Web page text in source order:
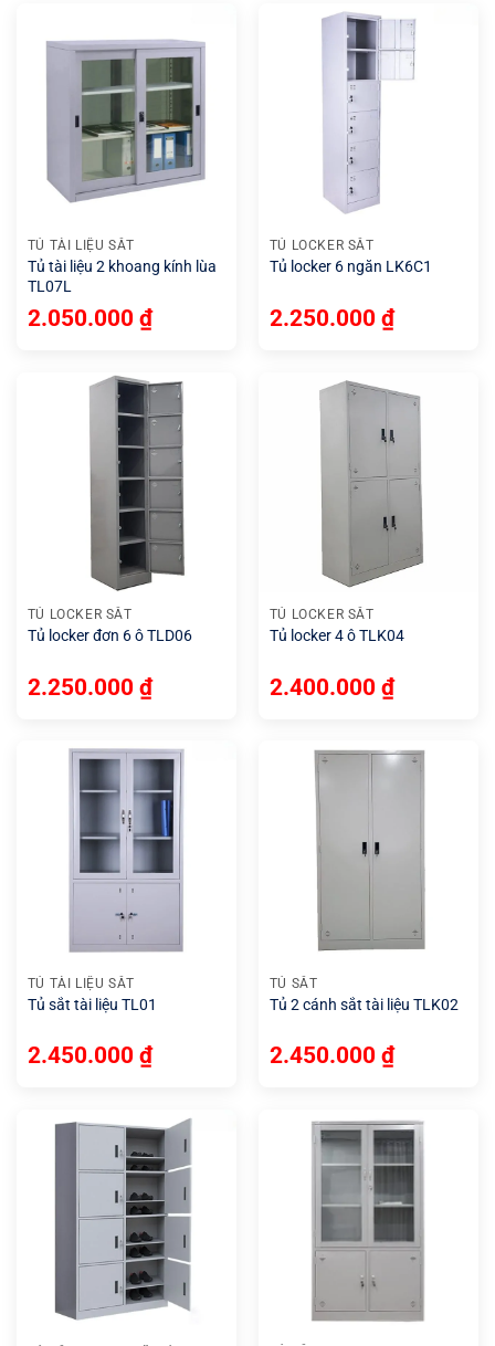
TỦ TÀI LIỆU SẮT
Tủ tài liệu 2 khoang kính lùa
TL07L
2.050.000 ₫
TỦ LOCKER SẮT
Tủ locker 6 ngăn LK6C1
2.250.000 ₫
TỦ LOCKER SẮT
Tủ locker đơn 6 ô TLD06
2.250.000 ₫
TỦ LOCKER SẮT
Tủ locker 4 ô TLK04
2.400.000 ₫
TỦ TÀI LIỆU SẮT
Tủ sắt tài liệu TL01
2.450.000 ₫
TỦ SẮT
Tủ 2 cánh sắt tài liệu TLK02
2.450.000 ₫